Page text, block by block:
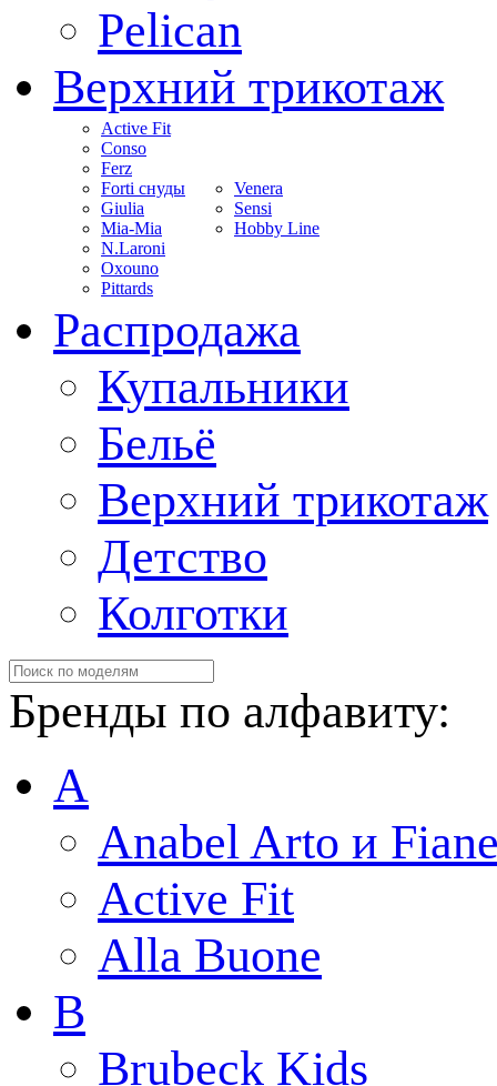
Pelican
Верхний трикотаж
Active Fit
Conso
Ferz
Forti снуды
Giulia
Mia-Mia
N.Laroni
Oxouno
Pittards
Venera
Sensi
Hobby Line
Распродажа
Купальники
Бельё
Верхний трикотаж
Детство
Колготки
Бренды по алфавиту:
A
Anabel Arto и
Active Fit
Alla Buone
B
Brubeck Kids